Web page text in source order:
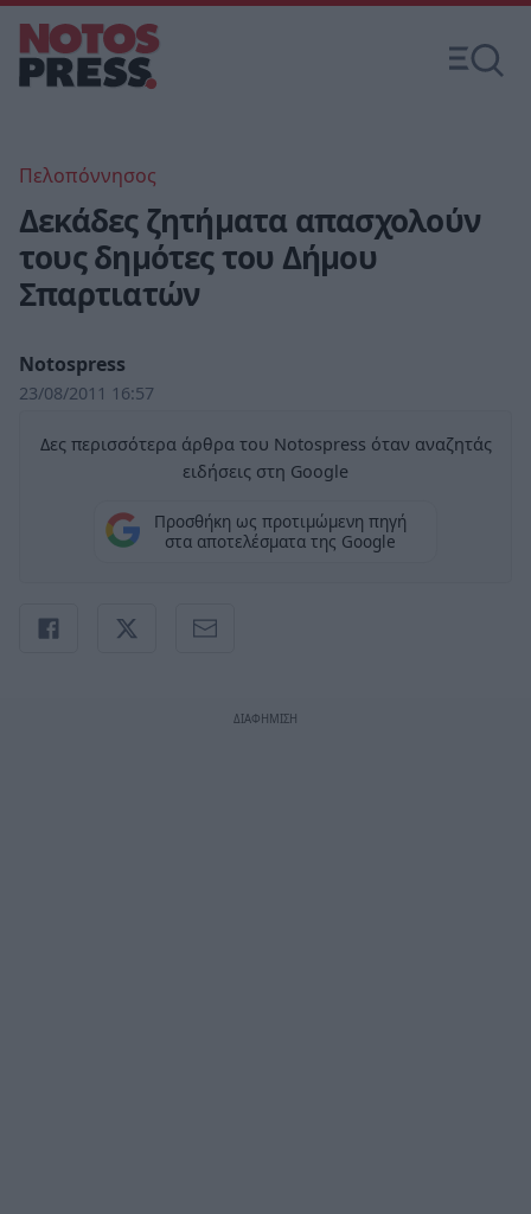
Πελοπόννησος
Δεκάδες ζητήματα απασχολούν
τους δημότες του Δήμου
Σπαρτιατών
Notospress
23/08/2011 16:57
Δες περισσότερα άρθρα του Notospress όταν αναζητάς
ειδήσεις στη Google
Προσθήκη ως προτιμώμενη πηγή
στα αποτελέσματα της Google